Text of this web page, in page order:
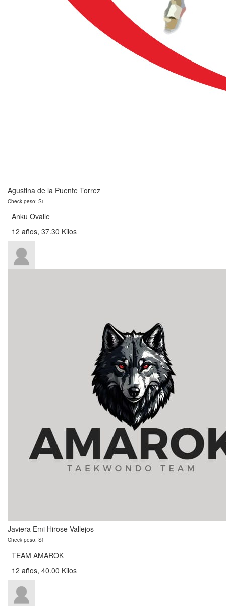
Agustina de la Puente Torrez
Check peso: Si
Anku Ovalle
12 años, 37.30 Kilos
Javiera Emi Hirose Vallejos
Check peso: Si
TEAM AMAROK
12 años, 40.00 Kilos